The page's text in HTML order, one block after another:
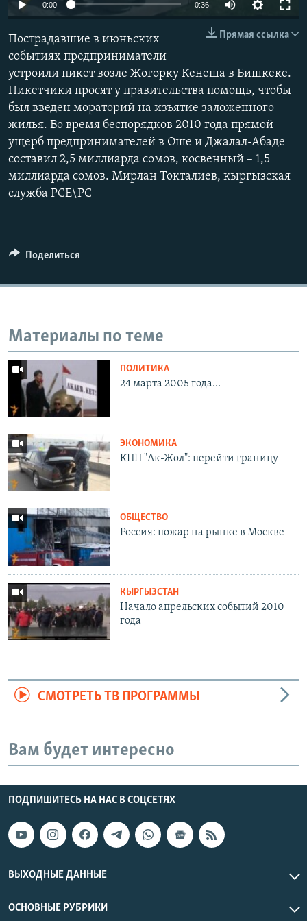
0:00 0:36
Прямая ссылка
Пострадавшие в июньских
событиях предприниматели
устроили пикет возле Жогорку Кенеша в Бишкеке.
Пикетчики просят у правительства помощь, чтобы
был введен мораторий на изъятие заложенного
жилья. Во время беспорядков 2010 года прямой
ущерб предпринимателей в Оше и Джалал-Абаде
составил 2,5 миллиарда сомов, косвенный – 1,5
миллиарда сомов. Мирлан Токталиев, кыргызская
служба РСЕ\РС
Поделиться
Материалы по теме
ПОЛИТИКА
24 марта 2005 года...
ЭКОНОМИКА
КПП "Ак-Жол": перейти границу
ОБЩЕСТВО
Россия: пожар на рынке в Москве
КЫРГЫЗСТАН
Начало апрельских событий 2010
года
СМОТРЕТЬ ТВ ПРОГРАММЫ
Вам будет интересно
ПОДПИШИТЕСЬ НА НАС В СОЦСЕТЯХ
ВЫХОДНЫЕ ДАННЫЕ
ОСНОВНЫЕ РУБРИКИ